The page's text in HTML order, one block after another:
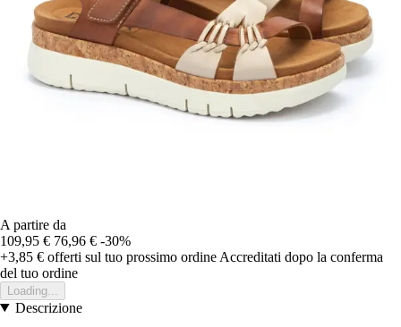
A partire da
109,95 € 76,96 € -30%
+3,85 € offerti sul tuo prossimo ordine Accreditati dopo la conferma
del tuo ordine
Loading...
Descrizione